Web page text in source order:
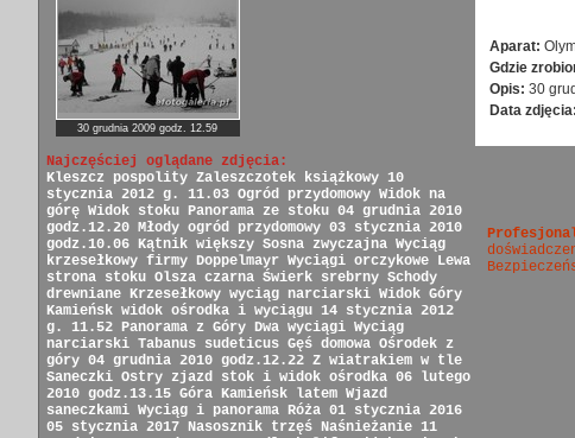
30 grudnia 2009 godz. 12.59
Najczęściej oglądane zdjęcia:
Kleszcz pospolity Zaleszczotek książkowy 10
stycznia 2012 g. 11.03 Ogród przydomowy Widok na
górę Widok stoku Panorama ze stoku 04 grudnia 2010
godz.12.20 Młody ogród przydomowy 03 stycznia 2010
godz.10.06 Kątnik większy Sosna zwyczajna Wyciąg
krzesełkowy firmy Doppelmayr Wyciągi orczykowe Lewa
strona stoku Olsza czarna Świerk srebrny Schody
drewniane Krzesełkowy wyciąg narciarski Widok Góry
Kamieńsk widok ośrodka i wyciągu 14 stycznia 2012
g. 11.52 Panorama z Góry Dwa wyciągi Wyciąg
narciarski Tabanus sudeticus Gęś domowa Ośrodek z
góry 04 grudnia 2010 godz.12.22 Z wiatrakiem w tle
Saneczki Ostry zjazd stok i widok ośrodka 06 lutego
2010 godz.13.15 Góra Kamieńsk latem Wjazd
saneczkami Wyciąg i panorama Róża 01 stycznia 2016
05 stycznia 2017 Nasosznik trzęś Naśnieżanie 11
Aparat:
Gdzie
Opis: 30
Data zdjęcia: